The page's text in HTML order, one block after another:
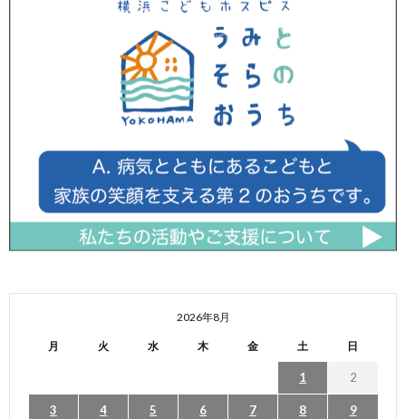
2026年8月
月 火 水 木 金 土 日
1 2
3 4 5 6 7 8 9